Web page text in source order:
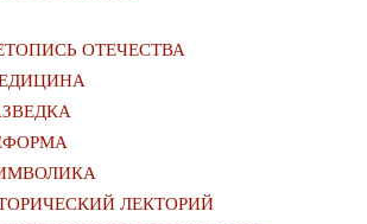
ОТЕЧЕСТВА
ЛЕКТОРИЙ